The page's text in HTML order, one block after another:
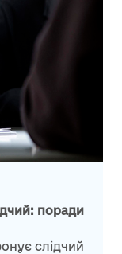
поради
слідчий